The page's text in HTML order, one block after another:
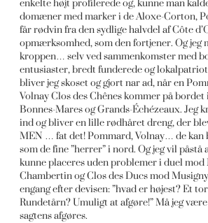
enkelte højt profilerede og, kunne man
domæner med marker i de Aloxe-Corton,
får rødvin fra den sydlige halvdel af Côte
opmærksomhed, som den fortjener. Og
kroppen… selv ved sammenkomster med
entusiaster, bredt funderede og
bliver jeg skoset og gjort nar ad, når en
Volnay Clos des Chênes kommer på
Bonnes-Mares og Grands-Échézeaux. Jeg
ind og bliver en lille rødhåret dreng, der
MEN … fat det! Pommard, Volnay… de kan
som de fine ”herrer” i nord. Og jeg vil påstå
kunne placeres uden problemer i duel mod
Chambertin og Clos des Ducs mod
engang efter devisen: ”hvad er højest? Et
Rundetårn? Umuligt at afgøre!” Må jeg
sagtens afgøres.